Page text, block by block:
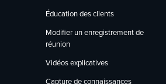
Éducation des clients
Modifier un enregistrement de
réunion
Vidéos explicatives
Capture de connaissances